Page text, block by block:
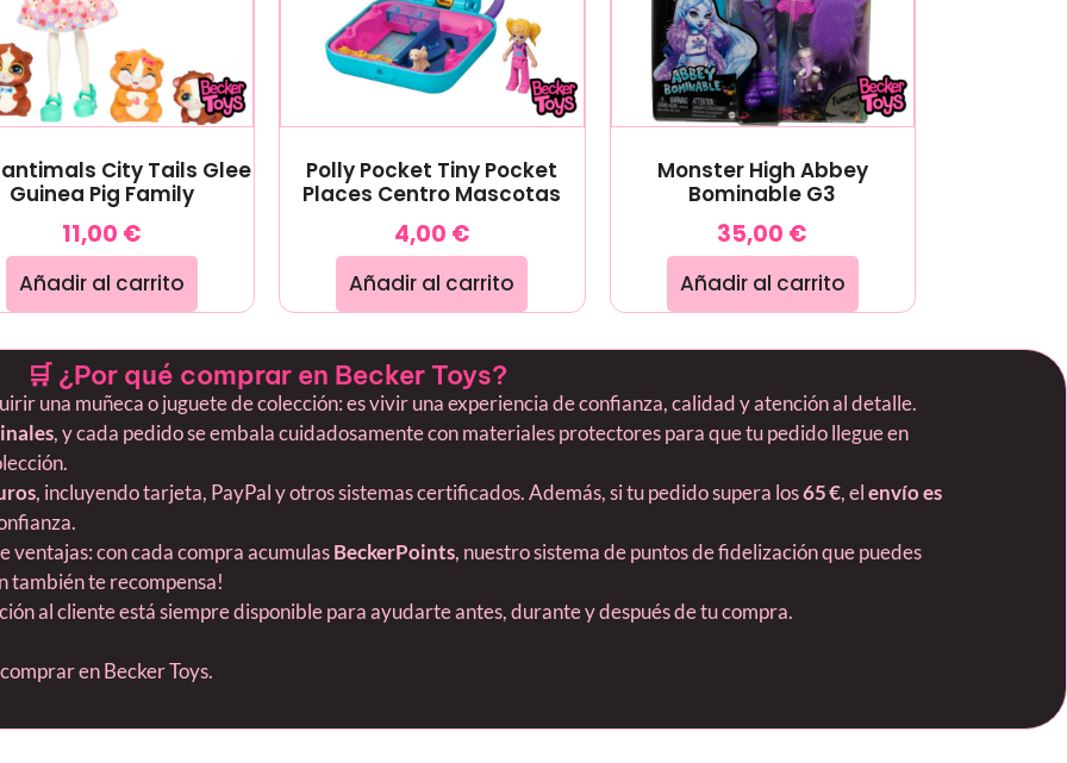
City Tails Glee
Guinea Pig Family
11,00 €
Añadir al carrito
Polly Pocket Tiny Pocket
Places Centro Mascotas
4,00 €
Añadir al carrito
Monster High Abbey
Bominable G3
35,00 €
Añadir al carrito
🛒 ¿Por qué comprar en Becker Toys?
una muñeca o juguete de colección: es vivir una experiencia de confianza, calidad y atención al detalle.
, y cada pedido se embala cuidadosamente con materiales protectores para que tu pedido llegue en
, incluyendo tarjeta, PayPal y otros sistemas certificados. Además, si tu pedido supera los65 €, elenvío es
con cada compra acumulasBeckerPoints, nuestro sistema de puntos de fidelización que puedes
también te recompensa!
al cliente está siempre disponible para ayudarte antes, durante y después de tu compra.
en Becker Toys.